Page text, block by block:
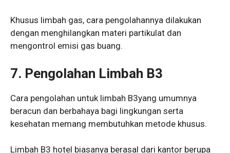
Khusus limbah gas, cara pengolahannya dilakukan
dengan menghilangkan materi partikulat dan
mengontrol emisi gas buang.
7. Pengolahan Limbah B3
Cara pengolahan untuk limbah B3yang umumnya
beracun dan berbahaya bagi lingkungan serta
kesehatan memang membutuhkan metode khusus.
Limbah B3 hotel biasanya berasal dari kantor berupa